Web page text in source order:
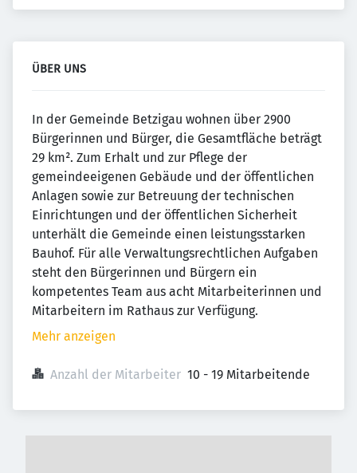
ÜBER UNS
In der Gemeinde Betzigau wohnen über 2900
Bürgerinnen und Bürger, die Gesamtfläche beträgt
29 km². Zum Erhalt und zur Pflege der
gemeindeeigenen Gebäude und der öffentlichen
Anlagen sowie zur Betreuung der technischen
Einrichtungen und der öffentlichen Sicherheit
unterhält die Gemeinde einen leistungsstarken
Bauhof. Für alle Verwaltungsrechtlichen Aufgaben
steht den Bürgerinnen und Bürgern ein
kompetentes Team aus acht Mitarbeiterinnen und
Mitarbeitern im Rathaus zur Verfügung.
Mehr anzeigen
Anzahl der Mitarbeiter 10 - 19 Mitarbeitende